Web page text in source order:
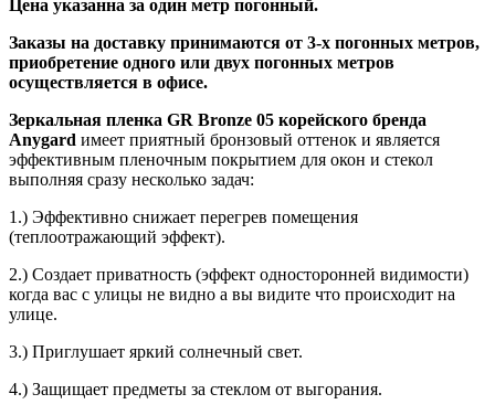
Цена указанна за один метр погонный.
Заказы на доставку принимаются от 3-х погонных метров,
приобретение одного или двух погонных метров
осуществляется в офисе.
Зеркальная пленка GR Bronze 05 корейского бренда
Anygard имеет приятный бронзовый оттенок и является
эффективным пленочным покрытием для окон и стекол
выполняя сразу несколько задач:
1.) Эффективно снижает перегрев помещения
(теплоотражающий эффект).
2.) Создает приватность (эффект односторонней видимости)
когда вас с улицы не видно а вы видите что происходит на
улице.
3.) Приглушает яркий солнечный свет.
4.) Защищает предметы за стеклом от выгорания.